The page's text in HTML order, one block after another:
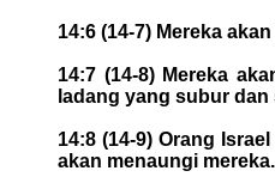
14:6 (14-7) Mereka
14:7 (14-8) Mereka
ladang yang subur
14:8 (14-9) Orang
akan menaungi